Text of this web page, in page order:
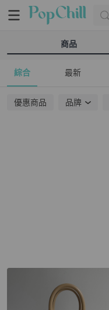
商品
綜合 最新
優惠商品 品牌